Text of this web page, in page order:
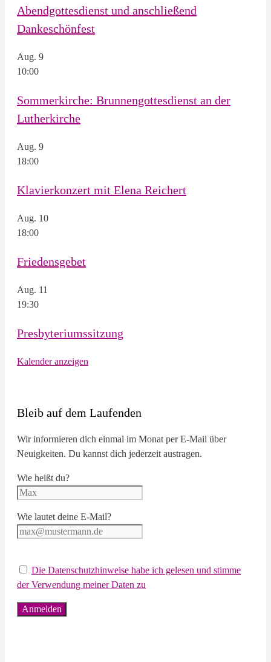
Abendgottesdienst und anschließend
Dankeschönfest
Aug. 9
10:00
Sommerkirche: Brunnengottesdienst an der
Lutherkirche
Aug. 9
18:00
Klavierkonzert mit Elena Reichert
Aug. 10
18:00
Friedensgebet
Aug. 11
19:30
Presbyteriumssitzung
Kalender anzeigen
Bleib auf dem Laufenden
Wir informieren dich einmal im Monat per E-Mail über
Neuigkeiten. Du kannst dich jederzeit austragen.
Wie heißt du?
Wie lautet deine E-Mail?
Die Datenschutzhinweise habe ich gelesen und stimme
der Verwendung meiner Daten zu